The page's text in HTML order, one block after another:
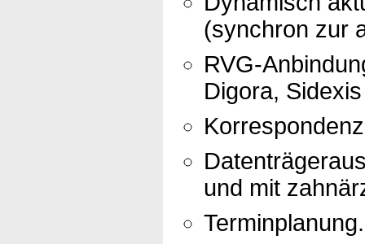
(synchron zur
RVG-
Digora,
und mit
Terminplanung.